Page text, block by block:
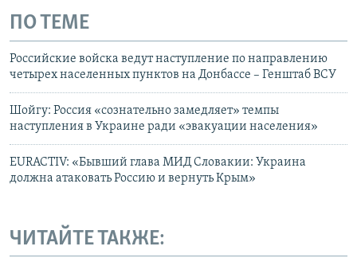
ПО ТЕМЕ
Российские войска ведут наступление по направлению
четырех населенных пунктов на Донбассе – Генштаб ВСУ
Шойгу: Россия «сознательно замедляет» темпы
наступления в Украине ради «эвакуации населения»
EURACTIV: «Бывший глава МИД Словакии: Украина
должна атаковать Россию и вернуть Крым»
ЧИТАЙТЕ ТАКЖЕ: